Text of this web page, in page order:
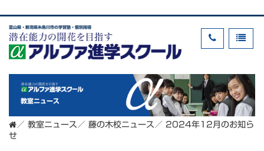
富山県・新潟県糸魚川市の学習塾・個別指導
教室ニュース
／ 教室ニュース ／ 藤の木校ニュース ／ 2024年12月のお知ら
せ